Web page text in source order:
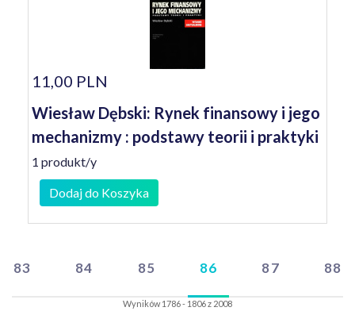
11,00 PLN
Wiesław Dębski: Rynek finansowy i jego
mechanizmy : podstawy teorii i praktyki
1 produkt/y
Dodaj do Koszyka
83 84 85 86 87 88
Wyników 1786 - 1806 z 2008